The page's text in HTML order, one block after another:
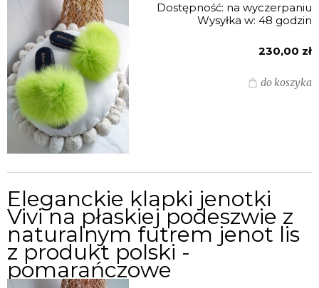
Dostępność: na wyczerpaniu
Wysyłka w: 48 godzin
230,00 zł
do koszyka
Eleganckie klapki jenotki
Vivi na płaskiej podeszwie z
naturalnym futrem jenot lis
z produkt polski -
pomarańczowe